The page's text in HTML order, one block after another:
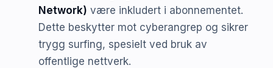
Network) være inkludert i abonnementet.
Dette beskytter mot cyberangrep og sikrer
trygg surfing, spesielt ved bruk av
offentlige nettverk.